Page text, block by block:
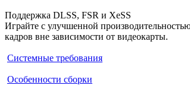
Поддержка DLSS, FSR и XeSS
Играйте с улучшенной
кадров вне зависимости от видеокарты.
Системные требования
Особенности сборки